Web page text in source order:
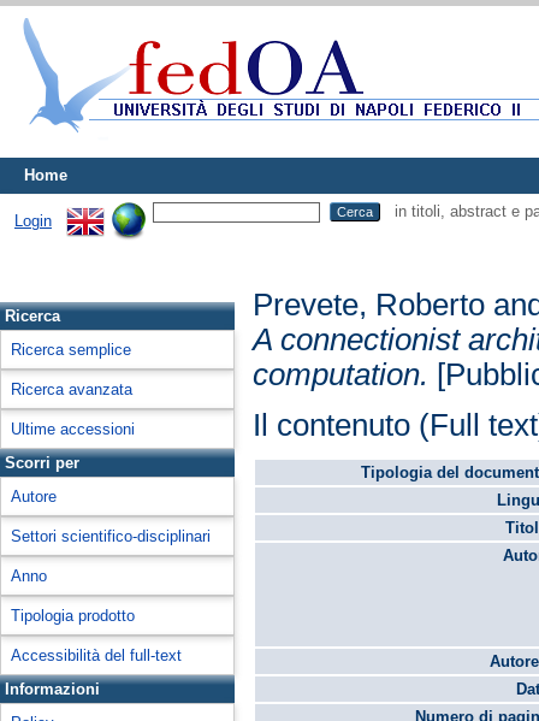
Home
Login
in titoli, abstract e
Ricerca
Ricerca semplice
Ricerca avanzata
Ultime accessioni
Scorri per
Autore
Settori scientifico-disciplinari
Anno
Tipologia prodotto
Accessibilità del full-text
Informazioni
Prevete, Roberto
A connectionist
computation.
Il contenuto (Full
Tipologia del
Numero di